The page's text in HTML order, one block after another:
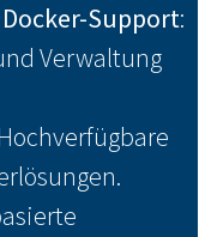
Support:
Verwaltung